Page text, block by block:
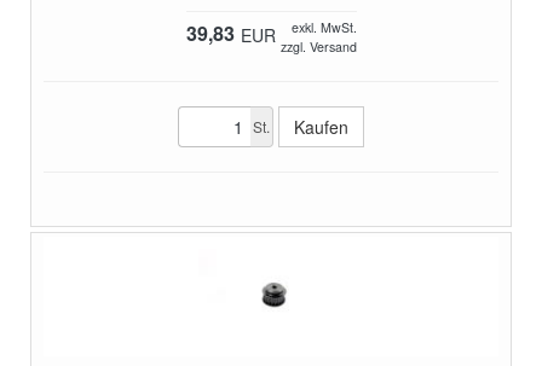
39,83 EUR
exkl. MwSt.
zzgl. Versand
St.